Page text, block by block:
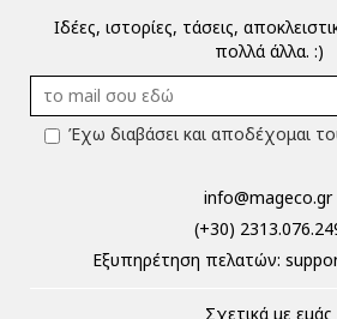
Ιδέες, ιστορίες, τάσεις,
πολλά άλλα. :)
Έχω διαβάσει και αποδέχομαι
info@mageco.gr
(+30)
Eξυπηρέτηση πελατών:
Σχετικά με εμάς